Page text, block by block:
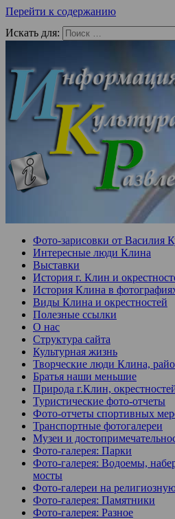
Перейти к содержанию
Искать для:
Фото-зарисовки от Василия
Интересные люди Клина
Выставки
История г. Клин и
История Клина в
Виды Клина и окрестностей
Полезные ссылки
О нас
Структура сайта
Культурная жизнь
Творческие люди Клина,
Братья наши меньшие
Природа г.Клин,
Туристические фото-отчеты
Фото-отчеты спортивных
Транспортные фотогалереи
Музеи и
Фото-галерея: Парки
Фото-галерея: Водоемы,
мосты
Фото-галереи на
Фото-галерея: Памятники
Фото-галерея: Разное